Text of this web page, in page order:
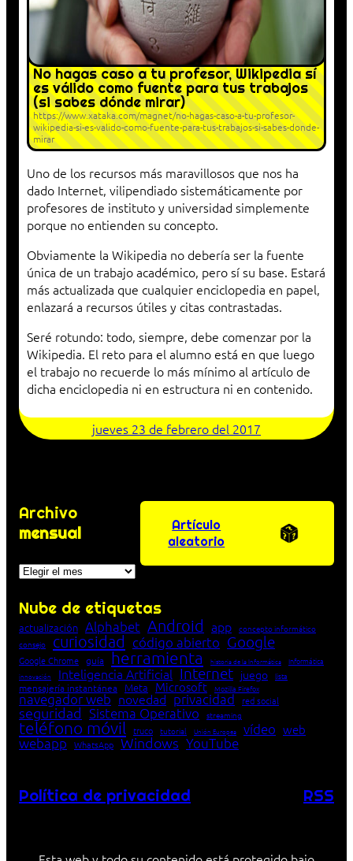
No hagas caso a tu profesor, Wikipedia sí
es válido como fuente para tus trabajos
(si sabes dónde mirar)
https://www.xataka.com/magnet/no-hagas-caso-a-tu-profesor-
wikipedia-si-es-valido-como-fuente-para-tus-trabajos-si-sabes-donde-
mirar
Uno de los recursos más maravillosos que nos ha
dado Internet, vilipendiado sistemáticamente por
profesores de instituto y universidad simplemente
porque no entienden su concepto.
Obviamente la Wikipedia no debería ser la fuente
única de un trabajo académico, pero sí su base. Estará
más actualizada que cualquier enciclopedia en papel,
enlazará a recursos útiles y citas contrastadas.
Seré rotundo: todo, siempre, debe comenzar por la
Wikipedia. El reto para el alumno está en que luego
el trabajo no recuerde lo más mínimo al artículo de
dicha enciclopedia ni en estructura ni en contenido.
jueves 23 de febrero del 2017
Archivo
mensual
Archivos
Artículo
aleatorio
Nube de etiquetas
actualización Alphabet Android app concepto informático
consejo
curiosidad código abierto Google
Google Chrome guía herramienta historia de la Informática Informática
innovación Inteligencia Artificial Internet juego lista
mensajería instantánea Meta Microsoft Mozilla Firefox
navegador web novedad privacidad red social
seguridad Sistema Operativo streaming
teléfono móvil truco tutorial Unión Europea vídeo web
webapp WhatsApp Windows YouTube
Política de privacidad RSS